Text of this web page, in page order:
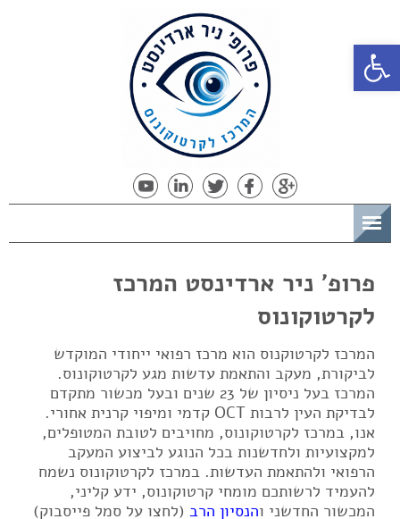
פתח סרגל נגישות
פרופ' ניר ארדינסט המרכז
לקרטוקונוס
המרכז לקרטוקנוס הוא מרכז רפואי ייחודי המוקדש
לביקורת, מעקב והתאמת עדשות מגע לקרטוקונוס.
המרכז בעל ניסיון של 23 שנים ובעל מכשור מתקדם
לבדיקת העין לרבות OCT קדמי ומיפוי קרנית אחורי.
אנו, במרכז לקרטוקונוס, מחויבים לטובת המטופלים,
למקצועיות ולחדשנות בכל הנוגע לביצוע המעקב
הרפואי ולהתאמת העדשות. במרכז לקרטוקונוס נשמח
להעמיד לרשותכם מומחי קרטוקונוס, ידע קליני,
המכשור החדשני והנסיון הרב (לחצו על סמל פייסבוק)